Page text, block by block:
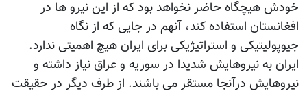
خودش هیچگاه حاضر نخواهد بود که از این نیرو ها در
افغانستان استفاده کند، آنهم در جایی که از نگاه
جیوپولیتیکی و استراتیژیکی برای ایران هیچ اهمیتی ندارد.
ایران به نیروهایش شدیدا در سوریه و عراق نیاز داشته و
نیروهایش درآنجا مستقر می باشند. از طرف دیگر در حقیقت